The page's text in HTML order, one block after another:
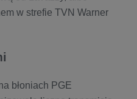
w strefie TVN Warner
błoniach PGE